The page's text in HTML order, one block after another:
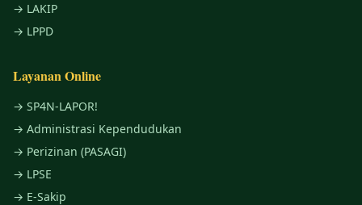
→ LAKIP
→ LPPD
Layanan Online
→ SP4N-LAPOR!
→ Administrasi Kependudukan
→ Perizinan (PASAGI)
→ LPSE
→ E-Sakip